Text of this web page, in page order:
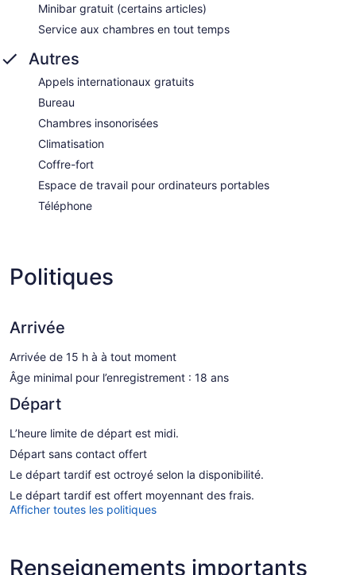
Minibar gratuit (certains articles)
Service aux chambres en tout temps
Autres
Appels internationaux gratuits
Bureau
Chambres insonorisées
Climatisation
Coffre-fort
Espace de travail pour ordinateurs portables
Téléphone
Politiques
Arrivée
Arrivée de 15 h à à tout moment
Âge minimal pour l’enregistrement : 18 ans
Départ
L’heure limite de départ est midi.
Départ sans contact offert
Le départ tardif est octroyé selon la disponibilité.
Le départ tardif est offert moyennant des frais.
Afficher toutes les politiques
Renseignements importants